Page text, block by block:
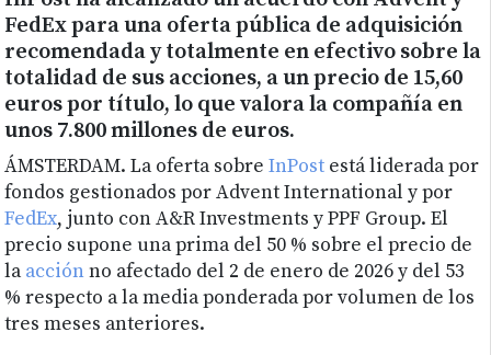
FedEx para una oferta pública de adquisición
recomendada y totalmente en efectivo sobre la
totalidad de sus acciones, a un precio de 15,60
euros por título, lo que valora la compañía en
unos 7.800 millones de euros.
ÁMSTERDAM. La oferta sobreInPost está liderada por
fondos gestionados por Advent International y por
FedEx, junto con A&R Investments y PPF Group. El
precio supone una prima del 50 % sobre el precio de
la acciónno afectado del 2 de enero de 2026 y del 53
% respecto a la media ponderada por volumen de los
tres meses anteriores.